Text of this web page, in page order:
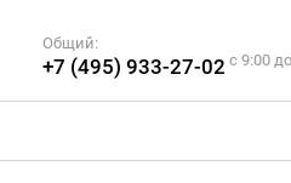
Общий:
+7 (495) 933-27-02 c 9:00